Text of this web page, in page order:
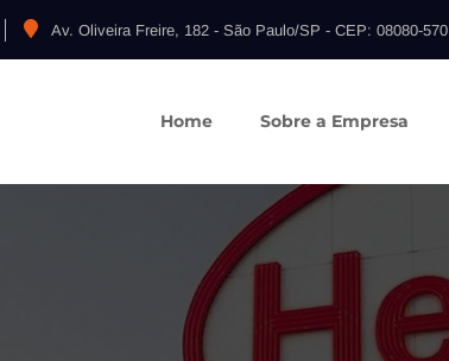
Av. Oliveira Freire, 182 - São Paulo/SP - CEP: 08080-570
Home Sobre a Empresa